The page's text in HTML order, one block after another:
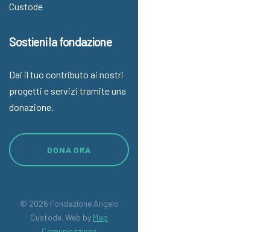
Custode
Sostieni la fondazione
Dai il tuo contributo ai nostri
progetti e servizi tramite una
donazione.
DONA ORA
© 2026 Fondazione Angelo
Custode. Web by Map